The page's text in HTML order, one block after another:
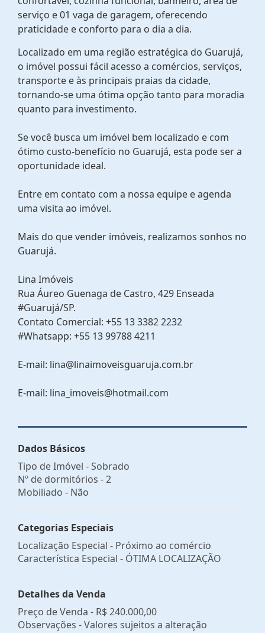
serviço e 01 vaga de garagem, oferecendo
praticidade e conforto para o dia a dia.
Localizado em uma região estratégica do Guarujá,
o imóvel possui fácil acesso a comércios, serviços,
transporte e às principais praias da cidade,
tornando-se uma ótima opção tanto para moradia
quanto para investimento.
Se você busca um imóvel bem localizado e com
ótimo custo-benefício no Guarujá, esta pode ser a
oportunidade ideal.
Entre em contato com a nossa equipe e agenda
uma visita ao imóvel.
Mais do que vender imóveis, realizamos sonhos no
Guarujá.
Lina Imóveis
Rua Áureo Guenaga de Castro, 429 Enseada
#Guarujá/SP.
Contato Comercial: +55 13 3382 2232
#Whatsapp: +55 13 99788 4211
E-mail: lina@linaimoveisguaruja.com.br
E-mail: lina_imoveis@hotmail.com
Dados Básicos
Tipo de Imóvel - Sobrado
Nº de dormitórios - 2
Mobiliado - Não
Categorias Especiais
Localização Especial - Próximo ao comércio
Característica Especial - ÓTIMA LOCALIZAÇÃO
Detalhes da Venda
Preço de Venda - R$ 240.000,00
Observações - Valores sujeitos a alteração